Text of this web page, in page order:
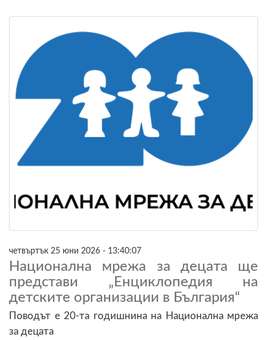
четвъртък 25 юни 2026 - 13:40:07
Национална мрежа за децата ще
представи „Енциклопедия на
детските организации в България“
Поводът е 20-та годишнина на Национална мрежа
за децата